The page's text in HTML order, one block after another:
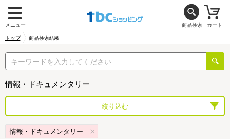
メニュー 商品検索 カート
トップ 商品検索結果
情報・ドキュメンタリー
絞り込む
情報・ドキュメンタリー